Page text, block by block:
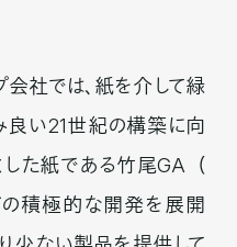
社では、紙を介して緑
良い21世紀の構築に向
た紙である竹尾GA （
の積極的な開発を展開